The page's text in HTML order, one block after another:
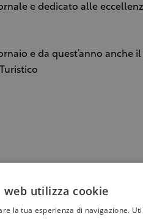
e dedicato alle
e da quest’anno anche
web utilizza cookie
la tua esperienza di navigazione.